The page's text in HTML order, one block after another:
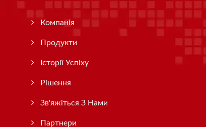
Компанія
Продукти
Історії Успіху
Рішення
Зв'яжіться З Нами
Партнери